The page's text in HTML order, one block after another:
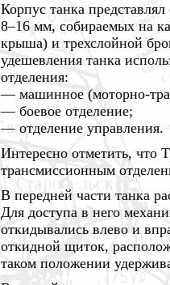
Корпус танка
8–16 мм, собираемых на
крыша) и трехслойной
удешевления танка
отделения:
— машинное (моторно-
— боевое отделение;
— отделение управления.
Интересно отметить, что
трансмиссионным
В передней части танка
Для доступа в него
откидывались влево и
откидной щиток,
таком положении